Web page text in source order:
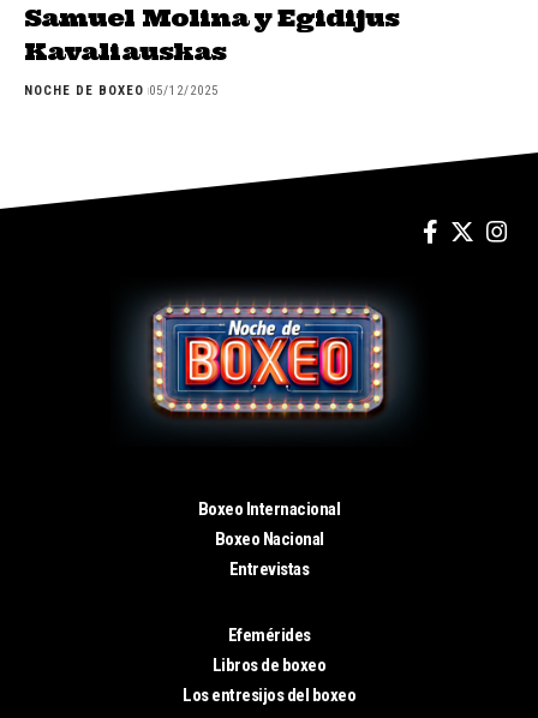
Samuel Molina y Egidijus
Kavaliauskas
NOCHE DE BOXEO 05/12/2025
Boxeo Internacional
Boxeo Nacional
Entrevistas
Efemérides
Libros de boxeo
Los entresijos del boxeo